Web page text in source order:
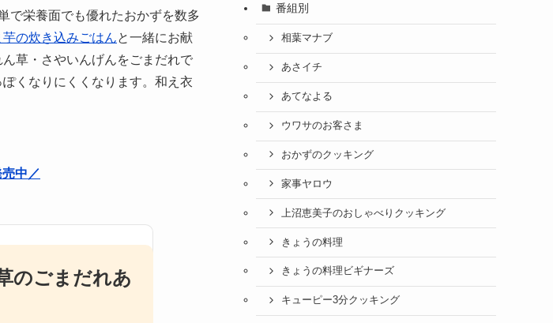
で栄養面でも優れたおかずを数多
の炊き込みごはんと一緒にお献
草・さやいんげんをごまだれで
くなりにくくなります。和え衣
中／
のごまだれあ
番組別
相葉マナブ
あさイチ
あてなよる
ウワサのお客さま
おかずのクッキング
家事ヤロウ
上沼恵美子のおしゃべりクッキング
きょうの料理
きょうの料理ビギナーズ
キューピー3分クッキング